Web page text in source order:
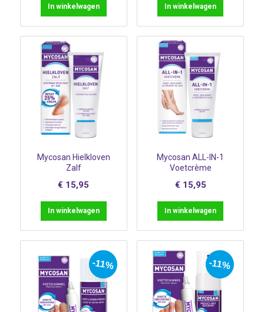
In winkelwagen In winkelwagen
Mycosan Hielkloven
Zalf
€ 15,95
In winkelwagen
Mycosan ALL-IN-1
Voetcrème
€ 15,95
In winkelwagen
-11% -11%